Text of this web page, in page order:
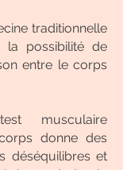
traditionnelle
la possibilité de
entre le corps
musculaire
donne des
déséquilibres et